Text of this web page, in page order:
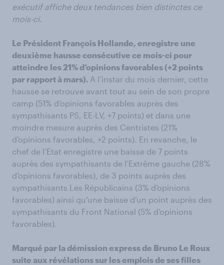
exécutif affiche deux tendances bien distinctes ce
mois-ci.
Le Président François Hollande, enregistre une
deuxième hausse consécutive ce mois-ci pour
atteindre les 21% d’opinions favorables (+2 points
par rapport à mars). A l’instar du mois dernier, cette
hausse se retrouve avant tout au sein de son propre
camp (51% d’opinions favorables auprès des
sympathisants PS, EE-LV, +7 points) et dans une
moindre mesure auprès des Centristes (21%
d’opinions favorables, +2 points). En revanche, le
chef de l’Etat enregistre une baisse de 7 points
auprès des sympathisants de l’Extrême gauche (28%
d’opinions favorables), de 3 points auprès des
sympathisants Les Républicains (3% d’opinions
favorables) ainsi qu’une baisse d’un point auprès des
sympathisants du Front National (5% d’opinions
favorables).
Marqué par la démission express de Bruno Le Roux
suite aux révélations sur les emplois de ses filles